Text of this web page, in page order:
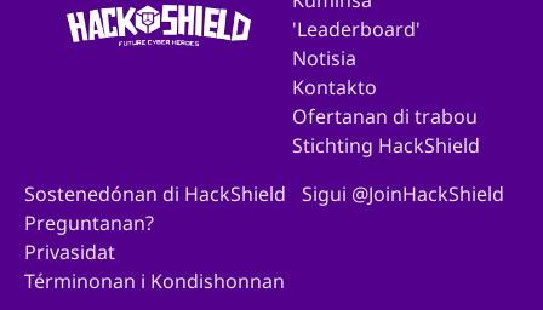
'Leaderboard'
Notisia
Kontakto
Ofertanan di trabou
Stichting HackShield
Sostenedónan di HackShield
Preguntanan?
Privasidat
Términonan i Kondishonnan
Sigui @JoinHackShield